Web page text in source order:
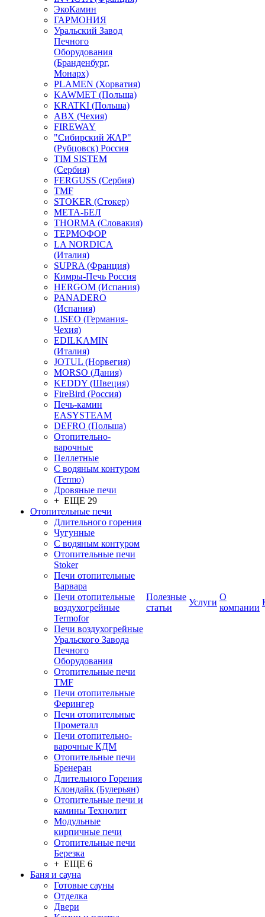
ЭкоКамин
ГАРМОНИЯ
Уральский Завод
Печного
Оборудования
(Бранденбург,
Монарх)
PLAMEN (Хорватия)
KAWMET (Польша)
KRATKI (Польша)
ABX (Чехия)
FIREWAY
"Сибирский ЖАР"
(Рубцовск) Россия
TIM SISTEM
(Сербия)
FERGUSS (Сербия)
TMF
STOKER (Стокер)
МЕТА-БЕЛ
THORMA (Словакия)
ТЕРМОФОР
LA NORDICA
(Италия)
SUPRA (Франция)
Кимры-Печь Россия
HERGOM (Испания)
PANADERO
(Испания)
LISEO (Германия-
Чехия)
EDILKAMIN
(Италия)
JOTUL (Норвегия)
MORSO (Дания)
KEDDY (Швеция)
FireBird (Россия)
Печь-камин
EASYSTEAM
DEFRO (Польша)
Отопительно-
варочные
Пеллетные
С водяным контуром
(Termo)
Дровяные печи
+ ЕЩЕ 29
Отопительные печи
Длительного горения
Чугунные
C водяным контуром
Отопительные печи
Stoker
Печи отопительные
Варвара
Печи отопительные
воздухогрейные
Termofor
Печи воздухогрейные
Уральского Завода
Печного
Оборудования
Отопительные печи
TMF
Печи отопительные
Ферингер
Печи отопительные
Прометалл
Печи отопительно-
варочные КДМ
Отопительные печи
Бренеран
Длительного Горения
Клондайк (Булерьян)
Отопительные печи и
камины Технолит
Модульные
кирпичные печи
Отопительные печи
Березка
+ ЕЩЕ 6
Баня и сауна
Готовые сауны
Отделка
Двери
Полезные
статьи
Услуги
О
компании